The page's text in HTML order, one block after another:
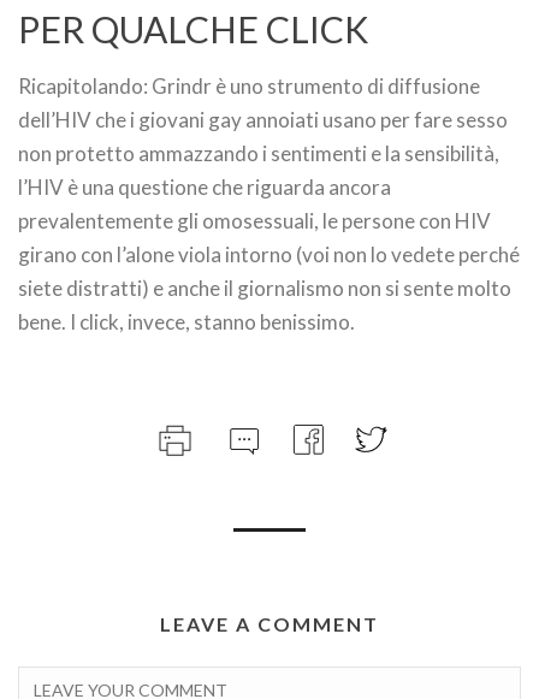
PER QUALCHE CLICK
Ricapitolando: Grindr è uno strumento di diffusione
dell’HIV che i giovani gay annoiati usano per fare sesso
non protetto ammazzando i sentimenti e la sensibilità,
l’HIV è una questione che riguarda ancora
prevalentemente gli omosessuali, le persone con HIV
girano con l’alone viola intorno (voi non lo vedete perché
siete distratti) e anche il giornalismo non si sente molto
bene. I click, invece, stanno benissimo.
LEAVE A COMMENT